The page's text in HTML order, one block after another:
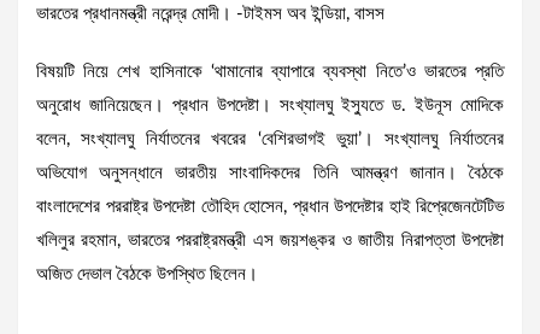
ভারতের প্রধানমন্ত্রী নরেন্দ্র মোদী। -টাইমস অব ইন্ডিয়া, বাসস
বিষয়টি নিয়ে শেখ হাসিনাকে ‘থামানোর ব্যাপারে ব্যবস্থা নিতে’ও ভারতের প্রতি
অনুরোধ জানিয়েছেন। প্রধান উপদেষ্টা। সংখ্যালঘু ইস্যুতে ড. ইউনূস মোদিকে
বলেন, সংখ্যালঘু নির্যাতনের খবরের ‘বেশিরভাগই ভুয়া’। সংখ্যালঘু নির্যাতনের
অভিযোগ অনুসন্ধানে ভারতীয় সাংবাদিকদের তিনি আমন্ত্রণ জানান। বৈঠকে
বাংলাদেশের পররাষ্ট্র উপদেষ্টা তৌহিদ হোসেন, প্রধান উপদেষ্টার হাই রিপ্রেজেনটেটিভ
খলিলুর রহমান, ভারতের পররাষ্ট্রমন্ত্রী এস জয়শঙ্কর ও জাতীয় নিরাপত্তা উপদেষ্টা
অজিত দেভাল বৈঠকে উপস্থিত ছিলেন।